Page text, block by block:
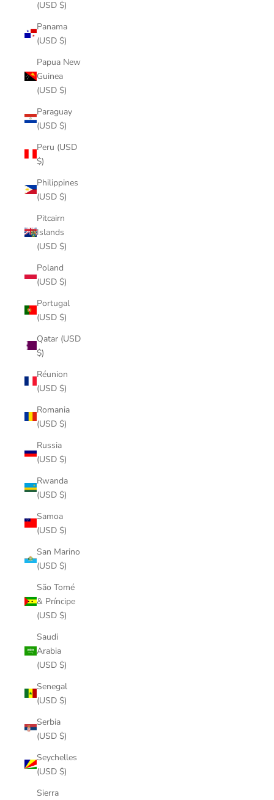
(USD $)
Panama
(USD $)
Papua New
Guinea
(USD $)
Paraguay
(USD $)
Peru (USD
$)
Philippines
(USD $)
Pitcairn
Islands
(USD $)
Poland
(USD $)
Portugal
(USD $)
Qatar (USD
$)
Réunion
(USD $)
Romania
(USD $)
Russia
(USD $)
Rwanda
(USD $)
Samoa
(USD $)
San Marino
(USD $)
São Tomé
& Príncipe
(USD $)
Saudi
Arabia
(USD $)
Senegal
(USD $)
Serbia
(USD $)
Seychelles
(USD $)
Sierra